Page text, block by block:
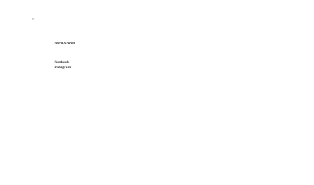
רשתות חברתיות
Facebook
Instagram